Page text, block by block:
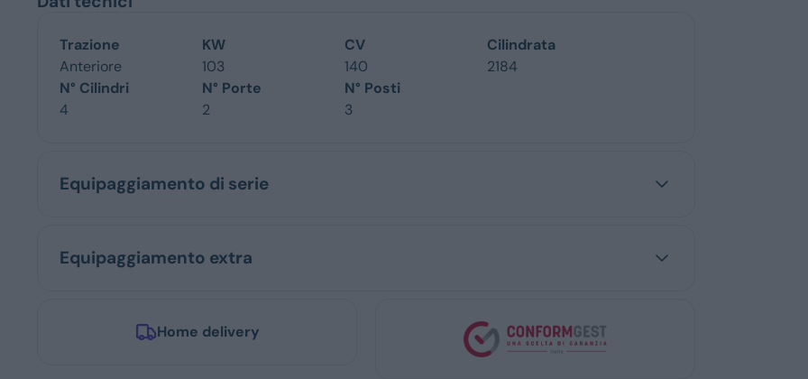
Trazione
Anteriore
KW
103
CV
140
Cilindrata
2184
N° Cilindri
4
N° Porte
2
N° Posti
3
Equipaggiamento di serie
Equipaggiamento extra
Home delivery